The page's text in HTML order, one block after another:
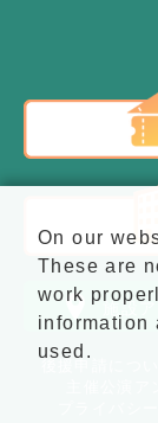
施設
On our
These are
work
information
used.